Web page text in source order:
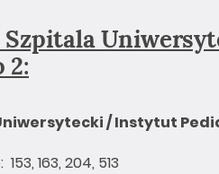
Szpitala
2:
/ Instytut
163, 204, 513